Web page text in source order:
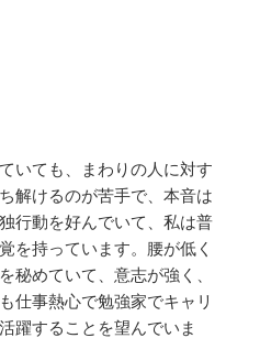
いても、まわりの人に対す
解けるのが苦手で、本音は
行動を好んでいて、私は普
を持っています。腰が低く
秘めていて、意志が強く、
仕事熱心で勉強家でキャリ
躍することを望んでいま